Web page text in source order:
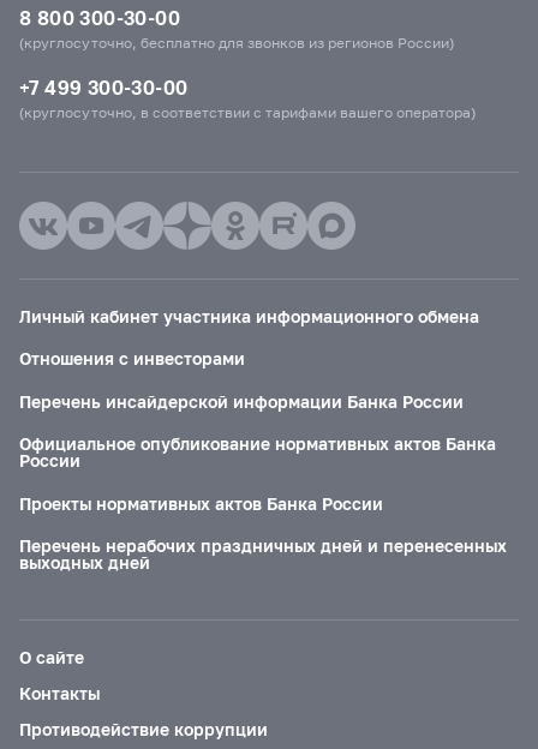
8 800 300-30-00
(круглосуточно, бесплатно для звонков из регионов России)
+7 499 300-30-00
(круглосуточно, в соответствии с тарифами вашего оператора)
Личный кабинет участника информационного обмена
Отношения с инвесторами
Перечень инсайдерской информации Банка России
Официальное опубликование нормативных актов Банка
России
Проекты нормативных актов Банка России
Перечень нерабочих праздничных дней и перенесенных
выходных дней
О сайте
Контакты
Противодействие коррупции